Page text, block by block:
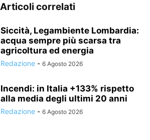
Articoli correlati
Siccità, Legambiente Lombardia:
acqua sempre più scarsa tra
agricoltura ed energia
Redazione - 6 Agosto 2026
Incendi: in Italia +133% rispetto
alla media degli ultimi 20 anni
Redazione - 6 Agosto 2026